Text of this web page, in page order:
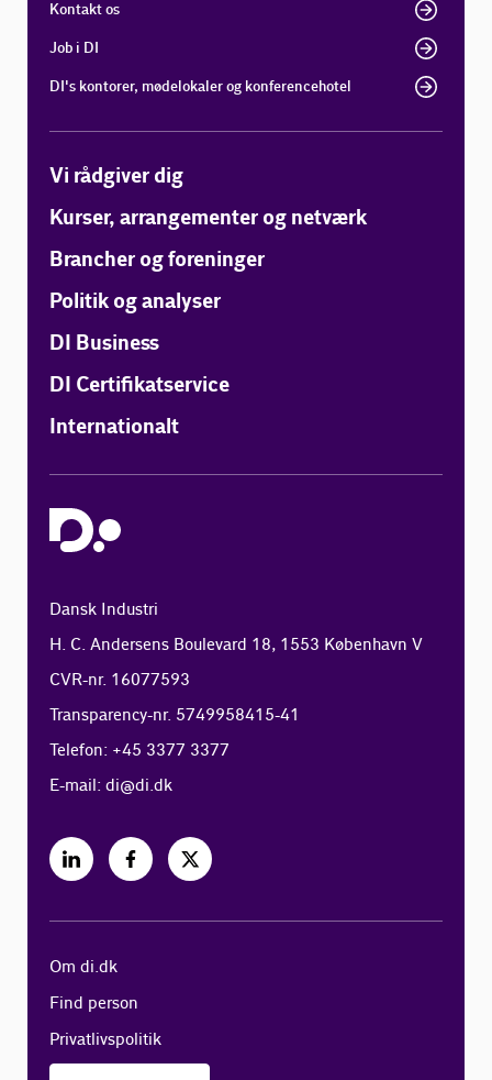
Kontakt os
Job i DI
DI's kontorer, mødelokaler og konferencehotel
Vi rådgiver dig
Kurser, arrangementer og netværk
Brancher og foreninger
Politik og analyser
DI Business
DI Certifikatservice
Internationalt
Dansk Industri
H. C. Andersens Boulevard 18, 1553 København V
CVR-nr. 16077593
Transparency-nr. 5749958415-41
Telefon: +45 3377 3377
E-mail:di@di.dk
Om di.dk
Find person
Privatlivspolitik